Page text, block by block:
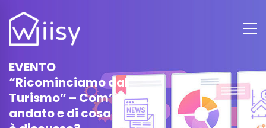
EVENTO
“Ricominciamo dal
Turismo” – Com’è
andato e di cosa si